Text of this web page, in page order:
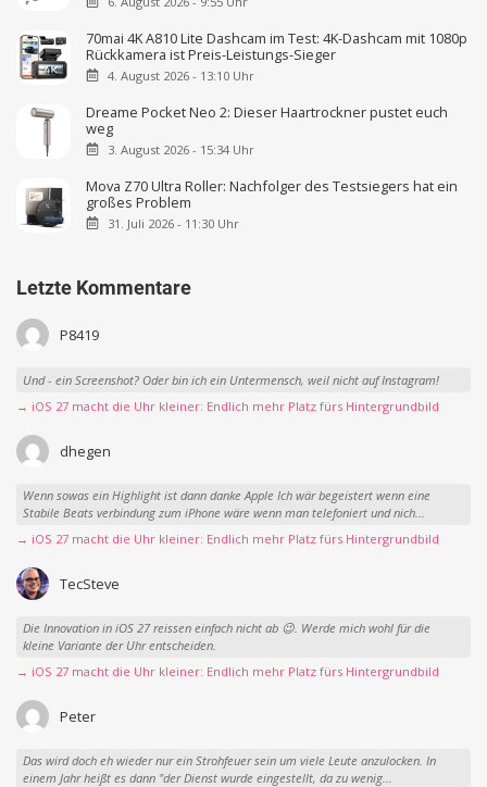
70mai 4K A810 Lite Dashcam im Test: 4K-Dashcam mit 1080p
Rückkamera ist Preis-Leistungs-Sieger
4. August 2026 - 13:10 Uhr
Dreame Pocket Neo 2: Dieser Haartrockner pustet euch
weg
3. August 2026 - 15:34 Uhr
Mova Z70 Ultra Roller: Nachfolger des Testsiegers hat ein
großes Problem
31. Juli 2026 - 11:30 Uhr
Letzte Kommentare
P8419
Und - ein Screenshot? Oder bin ich ein Untermensch, weil nicht auf Instagram!
→ iOS 27 macht die Uhr kleiner: Endlich mehr Platz fürs Hintergrundbild
dhegen
Wenn sowas ein Highlight ist dann danke Apple Ich wär begeistert wenn eine
Stabile Beats verbindung zum iPhone wäre wenn man telefoniert und nich...
→ iOS 27 macht die Uhr kleiner: Endlich mehr Platz fürs Hintergrundbild
TecSteve
Die Innovation in iOS 27 reissen einfach nicht ab 😉. Werde mich wohl für die
kleine Variante der Uhr entscheiden.
→ iOS 27 macht die Uhr kleiner: Endlich mehr Platz fürs Hintergrundbild
Peter
Das wird doch eh wieder nur ein Strohfeuer sein um viele Leute anzulocken. In
einem Jahr heißt es dann "der Dienst wurde eingestellt, da zu wenig...